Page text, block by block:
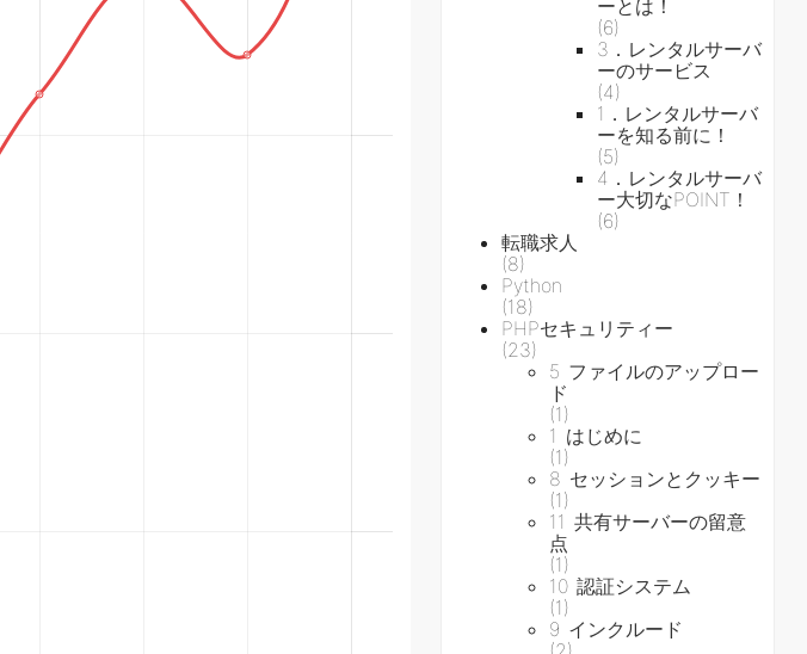
ーとは！
(6)
3．レンタルサーバ
ーのサービス
(4)
1．レンタルサーバ
ーを知る前に！
(5)
4．レンタルサーバ
ー大切なPOINT！
(6)
転職求人
(8)
Python
(18)
PHPセキュリティー
(23)
5 ファイルのアップロー
ド
(1)
1 はじめに
(1)
8 セッションとクッキー
(1)
11 共有サーバーの留意
点
(1)
10 認証システム
(1)
9 インクルード